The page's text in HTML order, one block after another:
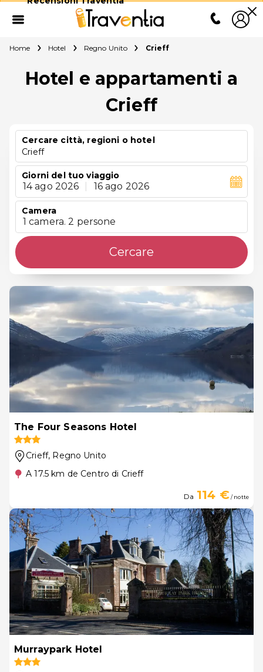
Home Hotel Regno Unito Crieff
Hotel e appartamenti a
Crieff
Cercare città, regioni o hotel
Crieff
Giorni del tuo viaggio
14 ago 2026 16 ago 2026
Camera
1 camera. 2 persone
Cercare
The Four Seasons Hotel
Crieff, Regno Unito
A 17.5 km de Centro di Crieff
Da 114 €/ notte
Murraypark Hotel